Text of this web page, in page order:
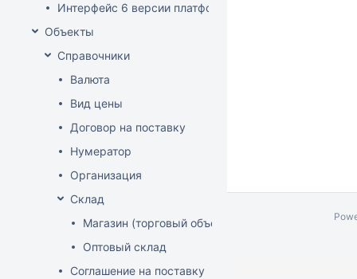
Интерфейс 6 версии платформы
Объекты
Справочники
Валюта
Вид цены
Договор на поставку
Нумератор
Организация
Склад
Магазин (торговый объект)
Оптовый склад
Соглашение на поставку